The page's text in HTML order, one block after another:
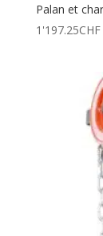
Palan et
1'197.25CHF